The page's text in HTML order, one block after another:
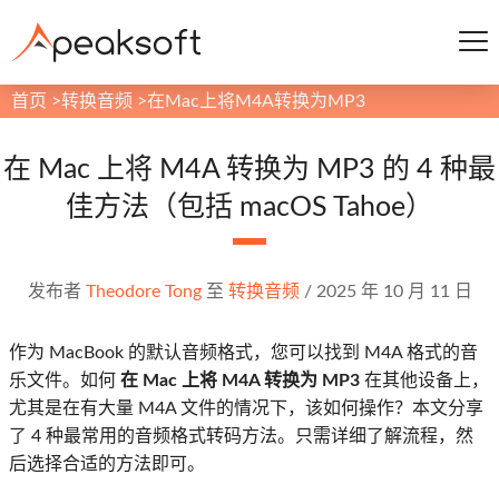
首页 >转换音频 >在Mac上将M4A转换为MP3
在 Mac 上将 M4A 转换为 MP3 的 4 种最
佳方法（包括 macOS Tahoe）
发布者 Theodore Tong至 转换音频 / 2025 年 10 月 11 日
作为 MacBook 的默认音频格式，您可以找到 M4A 格式的音
乐文件。如何 在 Mac 上将 M4A 转换为 MP3 在其他设备上，
尤其是在有大量 M4A 文件的情况下，该如何操作？本文分享
了 4 种最常用的音频格式转码方法。只需详细了解流程，然
后选择合适的方法即可。